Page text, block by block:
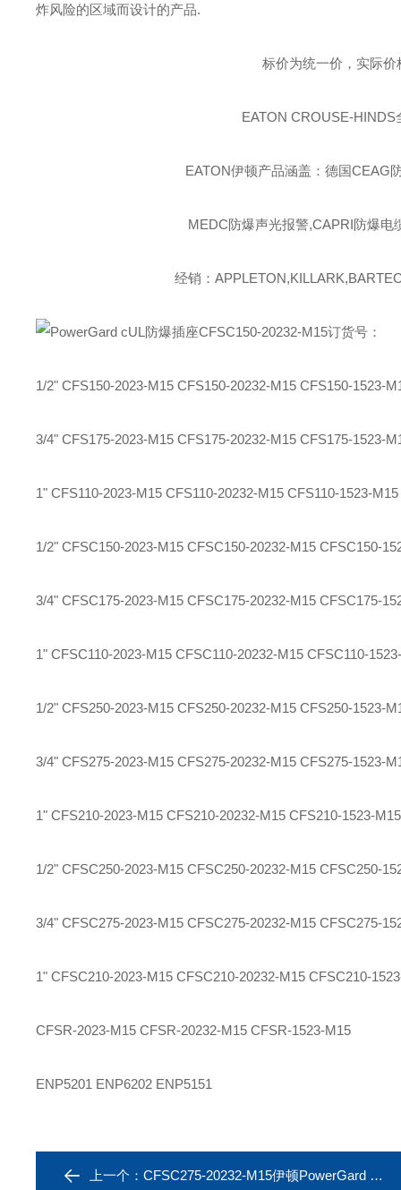
炸风险的区域而设计的产品.
标价为统一价，实际
EATON CROUSE-HINDS
EATON伊顿产品涵盖：德国CEAG
MEDC防爆声光报警,CAPRI防爆
经销：
订货号：
1/2" CFS150-2023-M15 CFS150-20232-M15 CFS150-1523-
3/4" CFS175-2023-M15 CFS175-20232-M15 CFS175-1523-
1" CFS110-2023-M15 CFS110-20232-M15 CFS110-1523-M15
1/2" CFSC150-2023-M15 CFSC150-20232-M15 CFSC150-
3/4" CFSC175-2023-M15 CFSC175-20232-M15 CFSC175-
1" CFSC110-2023-M15 CFSC110-20232-M15 CFSC110-
1/2" CFS250-2023-M15 CFS250-20232-M15 CFS250-1523-
3/4" CFS275-2023-M15 CFS275-20232-M15 CFS275-1523-
1" CFS210-2023-M15 CFS210-20232-M15 CFS210-1523-M15
1/2" CFSC250-2023-M15 CFSC250-20232-M15 CFSC250-
3/4" CFSC275-2023-M15 CFSC275-20232-M15 CFSC275-
1" CFSC210-2023-M15 CFSC210-20232-M15 CFSC210-
CFSR-2023-M15 CFSR-20232-M15 CFSR-1523-M15
ENP5201 ENP6202 ENP5151
上一个： CFSC275-20232-M15伊顿PowerGard UL防爆插座CFSC250-20232-M15